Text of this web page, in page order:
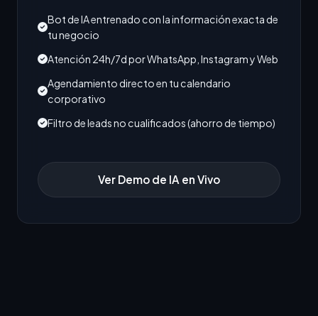
Bot de IA entrenado con la información exacta de
tu negocio
Atención 24h/7d por WhatsApp, Instagram y Web
Agendamiento directo en tu calendario
corporativo
Filtro de leads no cualificados (ahorro de tiempo)
Ver Demo de IA en Vivo